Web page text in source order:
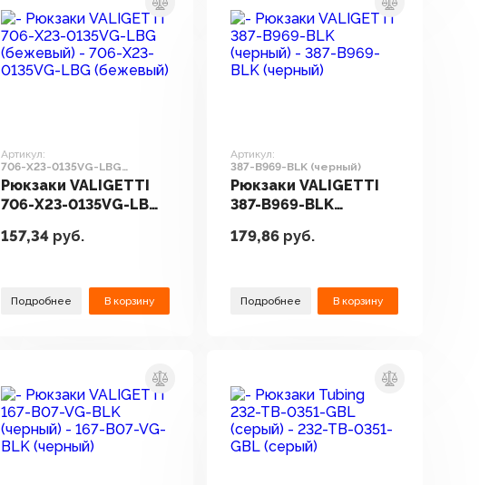
Артикул:
706-X23-0135VG-LBG
(бежевый)
Рюкзаки VALIGETTI
706-X23-0135VG-LBG
157,34 руб.
Подробнее В корзину
Артикул:
387-B969-BLK (черный)
Рюкзаки VALIGETTI
387-B969-BLK
179,86 руб.
Подробнее В корзину